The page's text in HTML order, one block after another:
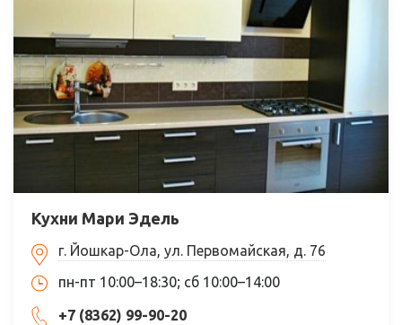
Кухни Мари Эдель
г. Йошкар-Ола, ул. Первомайская, д. 76
пн-пт 10:00–18:30; сб 10:00–14:00
+7 (8362) 99-90-20